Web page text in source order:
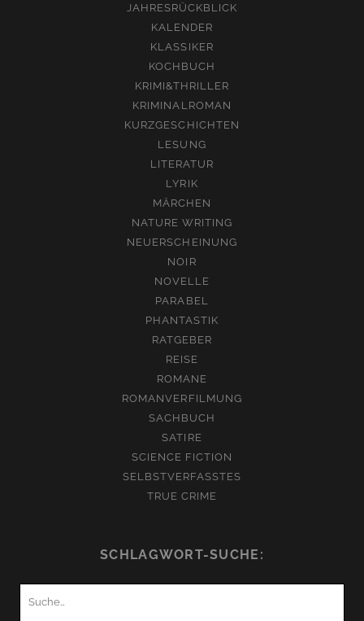
JAHRESRÜCKBLICK
KALENDER
KLASSIKER
KOCHBUCH
KRIMI&THRILLER
KRIMINALROMAN
KURZGESCHICHTEN
LESUNG
LITERATUR
LYRIK
MÄRCHEN
NATURE WRITING
NEUERSCHEINUNG
NOIR
NOVELLE
PARABEL
PHANTASTIK
RATGEBER
REISE
ROMANE
ROMANVERFILMUNG
SACHBUCH
SATIRE
SCIENCE FICTION
SELBSTVERFASSTES
TRUE CRIME
SCHLAGWORT-SUCHE: